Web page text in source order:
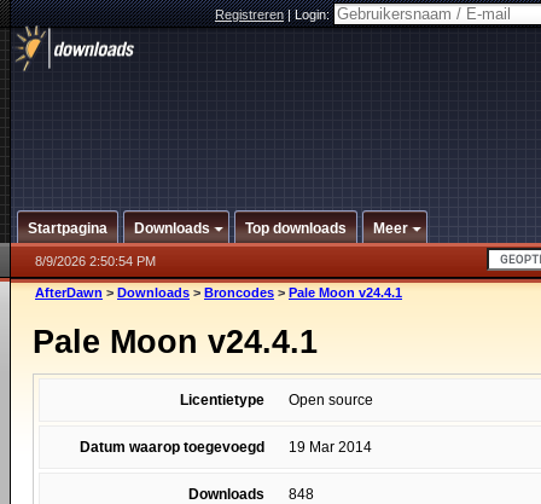
Registreren|Login:
Startpagina Downloads Top downloads Meer
8/9/2026 2:50:54 PM
AfterDawn > Downloads > Broncodes > Pale Moon v24.4.1
Pale Moon v24.4.1
Licentietype Open source
Datum waarop toegevoegd 19 Mar 2014
Downloads 848